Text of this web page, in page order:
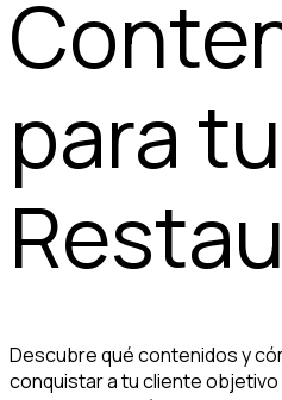
para tu
Descubre qué contenidos y
conquistar a tu cliente